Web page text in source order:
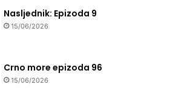
Nasljednik: Epizoda 9
15/06/2026
Crno more epizoda 96
15/06/2026